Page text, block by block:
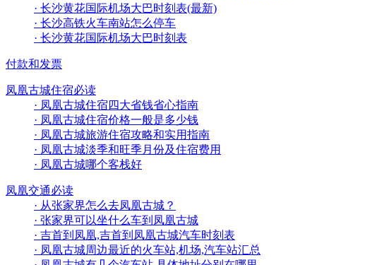
· 长沙黄花国际机场大巴时刻表(最新)
· 长沙高铁火车南站怎么停车
· 长沙黄花国际机场大巴时刻表
付款和发票
凤凰古城住宿必读
· 凤凰古城住宿四大省钱省心指南
· 凤凰古城住宿价格一般是多少钱
· 凤凰古城旅游住宿攻略和实用指南
· 凤凰古城淡季和旺季月份及住宿费用
· 凤凰古城哪个客栈好
凤凰交通必读
· 从张家界怎么去凤凰古城？
· 张家界可以坐什么车到凤凰古城
· 吉首到凤凰,吉首到凤凰古城汽车时刻表
· 凤凰古城周边最近的火车站,机场,汽车站汇总